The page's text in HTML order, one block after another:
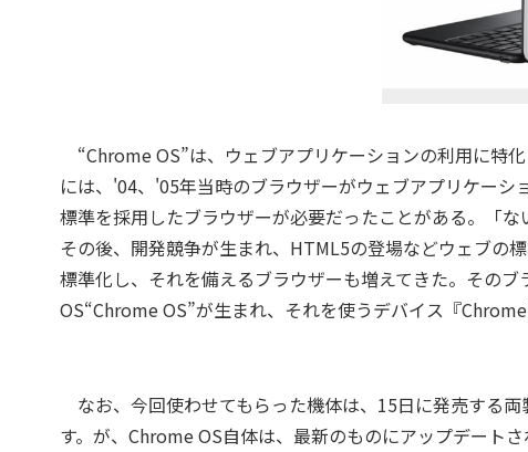
“Chrome OS”は、ウェブアプリケーションの利用に特
には、'04、'05年当時のブラウザーがウェブアプリケー
標準を採用したブラウザーが必要だったことがある。「
その後、開発競争が生まれ、HTML5の登場などウェブの
標準化し、それを備えるブラウザーも増えてきた。その
OS“Chrome OS”が生まれ、それを使うデバイス『
なお、今回使わせてもらった機体は、15日に発売する
す。が、Chrome OS自体は、最新のものにアップデート